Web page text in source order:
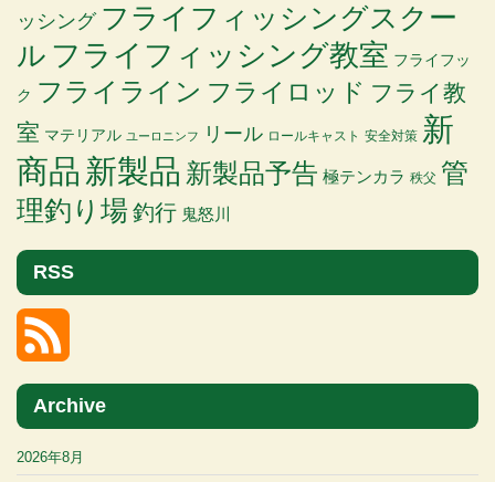
ッシング フライフィッシングスクー
ル フライフィッシング教室 フライフッ
ク フライライン フライロッド フライ教
室 マテリアル ユーロニンフ リール ロールキャスト 安全対策 新
商品 新製品 新製品予告 極テンカラ 秩父 管
理釣り場釣行 鬼怒川
RSS
Archive
2026年8月